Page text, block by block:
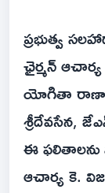
ప్రభుత్వ
ఛైర్మన్‌
యోగితా రాణా,
శ్రీదేవసేన,
ఈ ఫలితాలను
ఆచార్య కె.